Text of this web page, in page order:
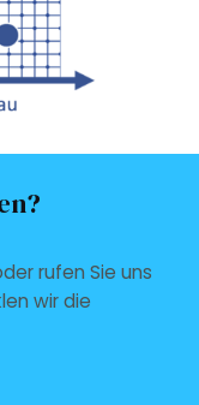
rufen Sie uns
wir die